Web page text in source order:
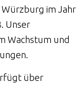
im Jahr
Unser
Wachstum und
über